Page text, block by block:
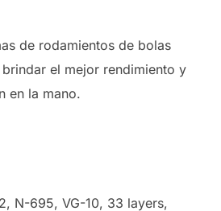
de rodamientos de bolas
el mejor rendimiento y
en la mano.
N-695, VG-10, 33 layers,